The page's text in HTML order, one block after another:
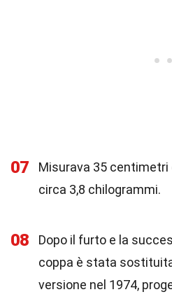
07
Misurava 35 centimetri
circa 3,8 chilogrammi.
08
Dopo il furto e la
coppa è stata
versione nel 1974,